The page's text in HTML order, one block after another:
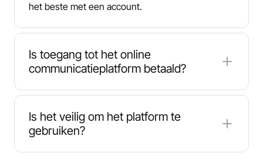
het beste met een account.
Is toegang tot het online
communicatieplatform betaald?
LivU bevat optionele betaalde functies. Er kunnen
munten nodig zijn voor langere sessies of voor
bepaalde voorkeuren, zoals kiezen met wie je wilt
chatten. Sommige extra's zoals specifieke filters
(inclusief geolocatie-opties) kunnen ook geld
Is het veilig om het platform te
gebruiken?